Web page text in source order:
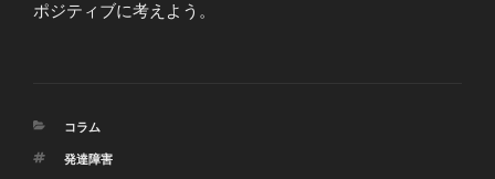
ポジティブに考えよう。
カ
ゴ
コラム
タ
発達障害